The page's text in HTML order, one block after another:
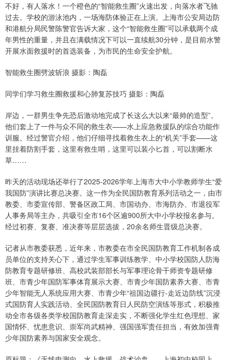
不好，有人落水！一个橙色的“智能救生圈”火速出发，向落水者飞驰
过去。学校的游泳池内，一场海防体验正在上演。上海市公安局边防
和港航分局民警陈警官告诉大家，这个“智能救生圈”可以承载两个成
年男性的重量，并且在满载情况下可以一直续航30分钟，是目前水警
开展水面救援时的首选装备，为市民的生命安全护航。
智能救生圈劈波斩浪 摄影：陶磊
同学们学习救生圈救援和心肺复苏技巧 摄影：陶磊
岸边，一群男生争先恐后激动地完成了长这么大以来“最帅的造型”。
他们套上了一件与众不同的救生衣——水上应急救援队的综合功能作
训服。经过警官介绍，他们仔细寻找着救生衣上的“机关”手套——这
里挂着防割手套，这里有救生哨，这里可以装小匕首，可以割断水
草……
昨天的活动现场还举行了2025-2026学年上海市大中小学教师学生“爱
我国防”演讲比赛总决赛。这一作为全民国防教育系列活动之一，由市
教委、市委宣传部、警备区政工局、市国动办、市海防办、市退役军
人事务局等主办，共吸引全市16个区逾900所大中小学校报名参与。
经过初赛、复赛、准决赛等层层选拔，20余名师生晋级总决赛。
记者从市教委获悉，近年来，市教委在市全民国防教育工作机制各成
员单位的支持关心下，通过学生军事训练教学、中小学校国防人防海
防教育专题研修班、高校武装部部长与军事理论骨干师资专题研修
班、市青少年国防军事体育展示大赛、市青少年国防素养大赛、市青
少年智能无人系统应用大赛、市青少年“祖国边疆行-走近边防线”沉浸
式国防育人实践活动、全民国防教育日人民防空演练等形式，积极推
动全市各级各类学校国防教育走深走实，不断强化学生红色理想、家
国情怀、忧患意识、崇军尚武精神、强国强军责任担当，有效加强青
少年国防素养与国家安全观念。